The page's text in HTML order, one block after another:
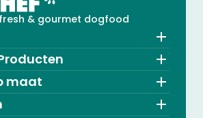
& gourmet dogfood
maat